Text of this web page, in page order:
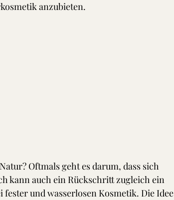
anzubieten.
Oftmals geht es darum, dass sich
kann auch ein Rückschritt zugleich ein
fester und wasserlosen Kosmetik. Die Idee